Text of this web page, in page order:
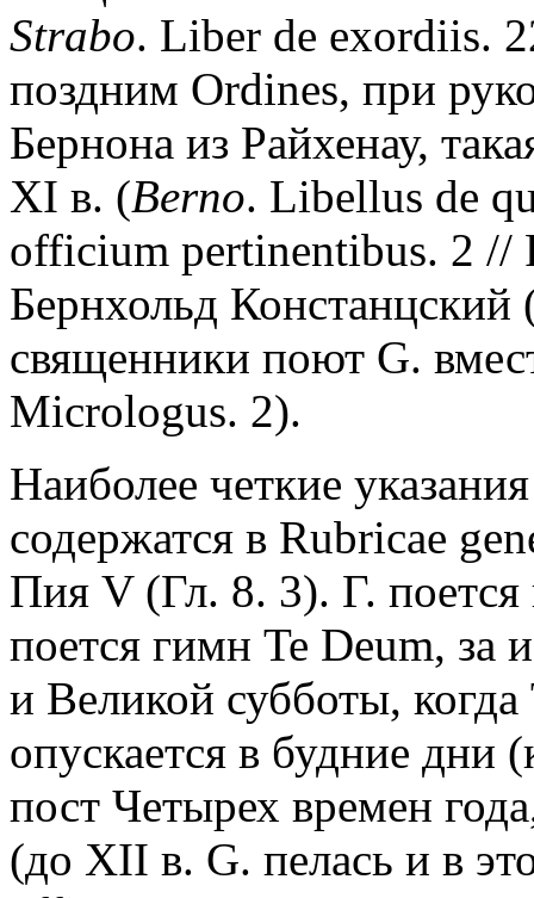
Strabo. Liber de exordiis.
поздним Ordines, при
Бернона из Райхенау,
XI в. (Berno. Libellus de
officium pertinentibus. 2 //
Бернхольд Констанцский
священники поют G.
Micrologus. 2).
Наиболее четкие
содержатся в Rubricae
Пия V (Гл. 8. 3). Г. поется
поется гимн Te Deum, за
и Великой субботы,
опускается в будние дни
пост Четырех времен
(до XII в. G. пелась и в